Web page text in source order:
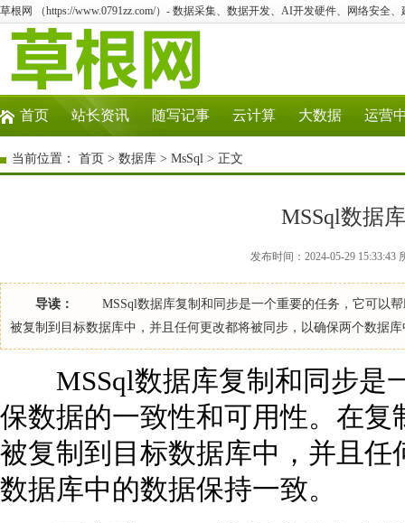
草根网 （https://www.0791zz.com/）- 数据采集、数据开发、AI开发硬件、网络安全、
首页 站长资讯 随写记事 云计算 大数据 运营
当前位置： 首页 > 数据库 > MsSql > 正文
MSSql数据
发布时间：2024-05-29 15:33:43
导读：
MSSql数据库复制和同步是一个重要的任务，它可以帮
被复制到目标数据库中，并且任何更改都将被同步，以确保两个数据库
MSSql数据库复制和同步是
保数据的一致性和可用性。在
被复制到目标数据库中，并且
数据库中的数据保持一致。